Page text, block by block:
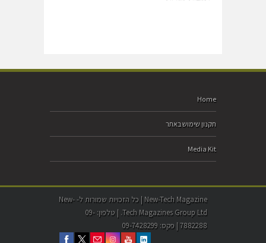
Home
תקנון שימוש באתר
Media Kit
New-Tech Magazine | כל הזכויות שמורות ל- New-
Tech Magazines Group Ltd. | טלפון: 09-
7882288 | פקס: 09-7428299